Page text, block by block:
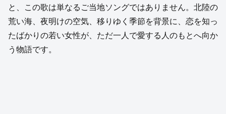
と、この歌は単なるご当地ソングではありません。北陸の
荒い海、夜明けの空気、移りゆく季節を背景に、恋を知っ
たばかりの若い女性が、ただ一人で愛する人のもとへ向か
う物語です。